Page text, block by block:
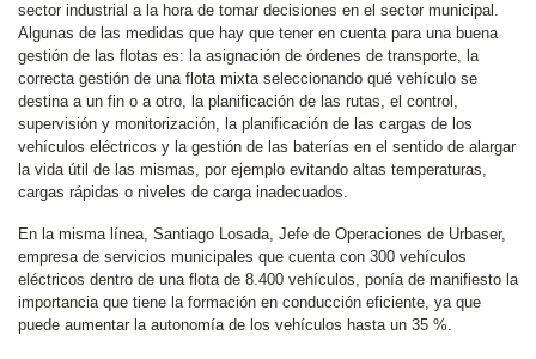
sector industrial a la hora de tomar decisiones en el sector municipal.
Algunas de las medidas que hay que tener en cuenta para una buena
gestión de las flotas es: la asignación de órdenes de transporte, la
correcta gestión de una flota mixta seleccionando qué vehículo se
destina a un fin o a otro, la planificación de las rutas, el control,
supervisión y monitorización, la planificación de las cargas de los
vehículos eléctricos y la gestión de las baterías en el sentido de alargar
la vida útil de las mismas, por ejemplo evitando altas temperaturas,
cargas rápidas o niveles de carga inadecuados.
En la misma línea, Santiago Losada, Jefe de Operaciones de Urbaser,
empresa de servicios municipales que cuenta con 300 vehículos
eléctricos dentro de una flota de 8.400 vehículos, ponía de manifiesto la
importancia que tiene la formación en conducción eficiente, ya que
puede aumentar la autonomía de los vehículos hasta un 35 %.